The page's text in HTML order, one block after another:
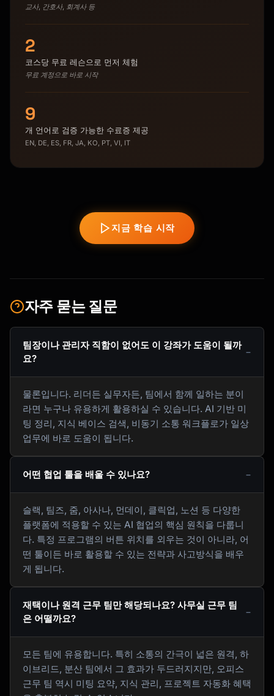
교사, 간호사, 회계사 등
2
코스당 무료 레슨으로 먼저 체험
무료 계정으로 바로 시작
9
개 언어로 검증 가능한 수료증 제공
EN, DE, ES, FR, JA, KO, PT, VI, IT
지금 학습 시작
자주 묻는 질문
팀장이나 관리자 직함이 없어도 이 강좌가 도움이 될까
요?
물론입니다. 리더든 실무자든, 팀에서 함께 일하는 분이
라면 누구나 유용하게 활용하실 수 있습니다. AI 기반 미
팅 정리, 지식 베이스 검색, 비동기 소통 워크플로가 일상
업무에 바로 도움이 됩니다.
어떤 협업 툴을 배울 수 있나요?
슬랙, 팀즈, 줌, 아사나, 먼데이, 클릭업, 노션 등 다양한
플랫폼에 적용할 수 있는 AI 협업의 핵심 원칙을 다룹니
다. 특정 프로그램의 버튼 위치를 외우는 것이 아니라, 어
떤 툴이든 바로 활용할 수 있는 전략과 사고방식을 배우
게 됩니다.
재택이나 원격 근무 팀만 해당되나요? 사무실 근무 팀
은 어떨까요?
모든 팀에 유용합니다. 특히 소통의 간극이 넓은 원격, 하
이브리드, 분산 팀에서 그 효과가 두드러지지만, 오피스
근무 팀 역시 미팅 요약, 지식 관리, 프로젝트 자동화 혜택